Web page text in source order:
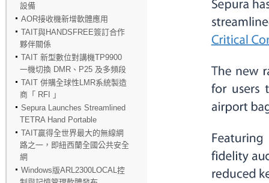
設備
AOR接收機新增軟體應用
TAIT與HANDSFREE簽訂合作
夥伴關係
TAIT 新型數位對講機TP9900
一機切換 DMR、P25 及多頻段
TAIT 併購全球性LMR系統製造
商「 RFI 」
Sepura Launches Streamlined
TETRA Hand Portable
TAIT贏得全世界最大的無線網
路之一，即紐西蘭全國公共安全
網
Windows版ARL2300LOCAL控